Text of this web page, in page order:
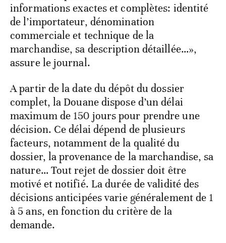
informations exactes et complètes: identité
de l’importateur, dénomination
commerciale et technique de la
marchandise, sa description détaillée…»,
assure le journal.
A partir de la date du dépôt du dossier
complet, la Douane dispose d’un délai
maximum de 150 jours pour prendre une
décision. Ce délai dépend de plusieurs
facteurs, notamment de la qualité du
dossier, la provenance de la marchandise, sa
nature… Tout rejet de dossier doit être
motivé et notifié. La durée de validité des
décisions anticipées varie généralement de 1
à 5 ans, en fonction du critère de la
demande.